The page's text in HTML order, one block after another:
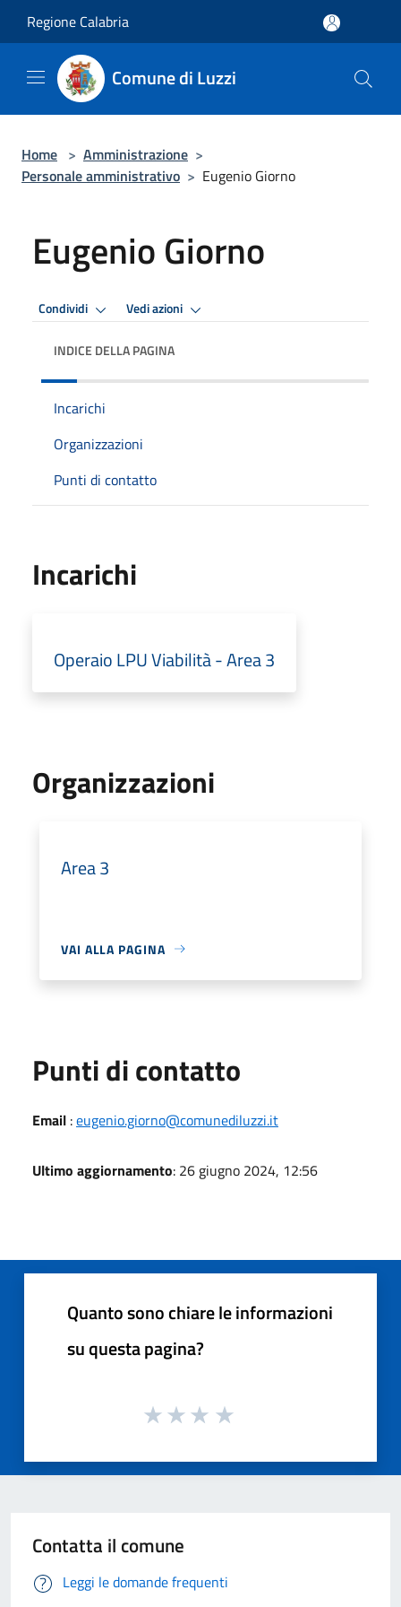
Regione Calabria
Comune di Luzzi
Home > Amministrazione >
Personale amministrativo > Eugenio Giorno
Eugenio Giorno
Condividi Vedi azioni
INDICE DELLA PAGINA
Incarichi
Organizzazioni
Punti di contatto
Incarichi
Operaio LPU Viabilità - Area 3
Organizzazioni
Area 3
VAI ALLA PAGINA
Punti di contatto
Email :eugenio.giorno@comunediluzzi.it
Ultimo aggiornamento: 26 giugno 2024, 12:56
Quanto sono chiare le informazioni
su questa pagina?
Contatta il comune
Leggi le domande frequenti